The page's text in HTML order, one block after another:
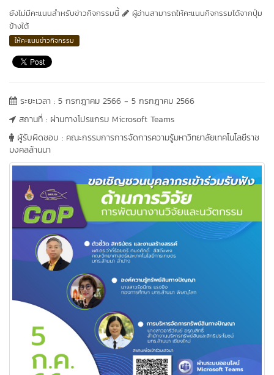
ยังไม่มีคะแนนสำหรับข่าวกิจกรรมนี้
ผู้อ่านสามารถให้คะแนนกิจกรรมได้จากปุ่ม
ข้างใต้
ให้คะแนนข่าวกิจกรรม
ระยะเวลา : 5 กรกฎาคม 2566 - 5 กรกฎาคม 2566
สถานที่ : ผ่านทางโปรแกรม Microsoft Teams
ผู้รับผิดชอบ : คณะกรรมการการจัดการความรู้มหาวิทยาลัยเทคโนโลยีราช
มงคลล้านนา